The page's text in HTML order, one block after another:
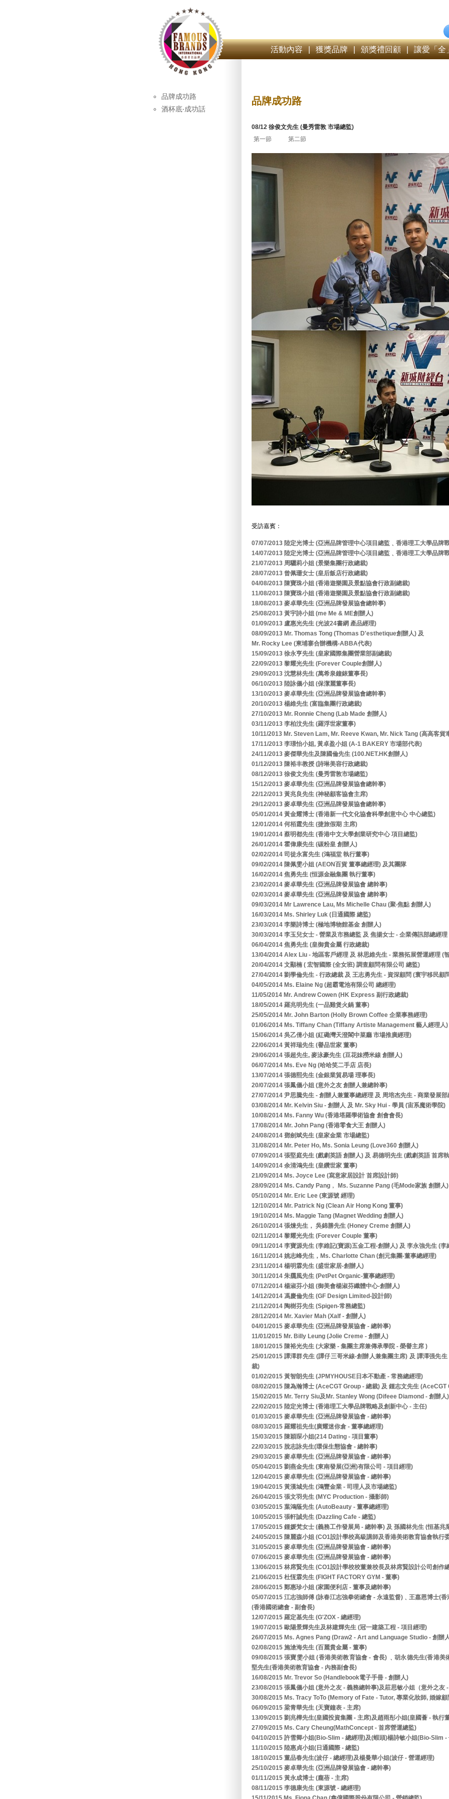
活動內容 | 獲獎品牌 | 頒獎禮回顧 | 讓愛「全
品牌成功路
酒杯底‧成功話
品牌成功路
08/12 徐俊文先生 (曼秀雷敦 市場總監)
第一節
第二節
受訪嘉賓：
07/07/2013 陸定光博士 (亞洲品牌管理中心項目總監﹑香港理工大學品牌
14/07/2013 陸定光博士 (亞洲品牌管理中心項目總監﹑香港理工大學品牌
21/07/2013 周驪莉小姐 (景樂集團行政總裁)
28/07/2013 曾佩珊女士 (皇后飯店行政總裁)
04/08/2013 陳寶珠小姐 (香港遊樂園及景點協會行政副總裁)
11/08/2013 陳寶珠小姐 (香港遊樂園及景點協會行政副總裁)
18/08/2013 麥卓華先生 (亞洲品牌發展協會總幹事)
25/08/2013 黃宇詩小姐 (me Me & ME創辦人)
01/09/2013 盧惠光先生 (光波24書網 產品經理)
08/09/2013 Mr. Thomas Tong (Thomas D'esthetique創辦人) 及
Mr. Rocky Lee (柬埔寨合辦機構-ABBA代表)
15/09/2013 徐永亨先生 (皇家國際集團營業部副總裁)
22/09/2013 黎耀光先生 (Forever Couple創辦人)
29/09/2013 沈慧林先生 (萬希泉鐘錶董事長)
06/10/2013 陸詠儀小姐 (保潔麗董事長)
13/10/2013 麥卓華先生 (亞洲品牌發展協會總幹事)
20/10/2013 楊維先生 (富臨集團行政總裁)
27/10/2013 Mr. Ronnie Cheng (Lab Made 創辦人)
03/11/2013 李柏汶先生 (羅浮世家董事)
10/11/2013 Mr. Steven Lam, Mr. Reeve Kwan, Mr. Nick Tang (高高客貨
17/11/2013 李璟怡小姐, 黃卓盈小姐 (A-1 BAKERY 市場部代表)
24/11/2013 麥傑華先生及陳國倫先生 (100.NET.HK創辦人)
01/12/2013 陳裕丰教授 (詩琳美容行政總裁)
08/12/2013 徐俊文先生 (曼秀雷敦市場總監)
15/12/2013 麥卓華先生 (亞洲品牌發展協會總幹事)
22/12/2013 黃兆良先生 (神秘顧客協會主席)
29/12/2013 麥卓華先生 (亞洲品牌發展協會總幹事)
05/01/2014 黃金耀博士 (香港新一代文化協會科學創意中心 中心總監)
12/01/2014 何栢霆先生 (捷旅假期 主席)
19/01/2014 蔡明都先生 (香港中文大學創業研究中心 項目總監)
26/01/2014 霍偉康先生 (碳粉皇 創辦人)
02/02/2014 司徒永富先生 (鴻福堂 執行董事)
09/02/2014 陳佩雯小姐 (AEON百貨 董事總經理) 及其團隊
16/02/2014 焦勇先生 (恒源金融集團 執行董事)
23/02/2014 麥卓華先生 (亞洲品牌發展協會 總幹事)
02/03/2014 麥卓華先生 (亞洲品牌發展協會 總幹事)
09/03/2014 Mr Lawrence Lau, Ms Michelle Chau (聚‧焦點 創辦人)
16/03/2014 Ms. Shirley Luk (日通國際 總監)
23/03/2014 李樂詩博士 (極地博物館基金 創辦人)
30/03/2014 李玉兒女士 - 營業及市務總監 及 焦揚女士 - 企業傳訊部總經
06/04/2014 焦勇先生 (皇御貴金屬 行政總裁)
13/04/2014 Alex Liu - 地區客戶經理 及 林思維先生 - 業務拓展營運經理 (
20/04/2014 文顯楠 ( 宏智國際 (全女班) 調查顧問有限公司 總監)
27/04/2014 劉學倫先生 - 行政總裁 及 王志勇先生 - 資深顧問 (寰宇移民顧
04/05/2014 Ms. Elaine Ng (超霸電池有限公司 總經理)
11/05/2014 Mr. Andrew Cowen (HK Express 副行政總裁)
18/05/2014 羅兆明先生 (一品雞煲火鍋 董事)
25/05/2014 Mr. John Barton (Holly Brown Coffee 企業事務經理)
01/06/2014 Ms. Tiffany Chan (Tiffany Artiste Management 藝人經理人)
15/06/2014 吳乙倩小姐 (紅磡灣天澄閣中菜廳 市場推廣經理)
22/06/2014 黃祥瑞先生 (譽品世家 董事)
29/06/2014 張超先生, 麥泳豪先生 (豆花妹撈米線 創辦人)
06/07/2014 Ms. Eve Ng (哈哈笑二手店 店長)
13/07/2014 張德熙先生 (金銀業貿易場 理事長)
20/07/2014 張鳳儀小姐 (意外之友 創辦人兼總幹事)
27/07/2014 尹思騰先生 - 創辦人兼董事總經理 及 周培杰先生 - 商業發展
03/08/2014 Mr. Kelvin Siu - 創辦人 及 Mr. Sky Hui - 學員 (宙系魔術學院)
10/08/2014 Ms. Fanny Wu (香港塔羅學術協會 創會會長)
17/08/2014 Mr. John Pang (香港零食大王 創辦人)
24/08/2014 鄧劍斌先生 (皇家金業 市場總監)
31/08/2014 Mr. Peter Ho, Ms. Sonia Leung (Love360 創辦人)
07/09/2014 張堅庭先生 (戲劇英語 創辦人) 及 易德明先生 (戲劇英語 首席
14/09/2014 余清鴻先生 (皇鑽世家 董事)
21/09/2014 Ms. Joyce Lee (寫意家居設計 首席設計師)
28/09/2014 Ms. Candy Pang﹐ Ms. Suzanne Pang (毛Mode家族 創辦人)
05/10/2014 Mr. Eric Lee (東源號 經理)
12/10/2014 Mr. Patrick Ng (Clean Air Hong Kong 董事)
19/10/2014 Ms. Maggie Tang (Magnet Wedding 創辦人)
26/10/2014 張煉先生， 吳錦勝先生 (Honey Creme 創辦人)
02/11/2014 黎耀光先生 (Forever Couple 董事)
09/11/2014 李寶源先生 (李維記(寶源)五金工程-創辦人) 及 李永強先生 (
16/11/2014 姚志峰先生，Ms. Charlotte Chan (創元集團-董事總經理)
23/11/2014 楊明霖先生 (盛世家居-創辦人)
30/11/2014 朱靄風先生 (PetPet Organic-董事總經理)
07/12/2014 楊淑芬小姐 (御美會楊淑芬纖體中心-創辦人)
14/12/2014 馮慶倫先生 (GF Design Limited-設計師)
21/12/2014 陶樹芬先生 (Spigen-常務總監)
28/12/2014 Mr. Xavier Mah (Xalf - 創辦人)
04/01/2015 麥卓華先生 (亞洲品牌發展協會 - 總幹事)
11/01/2015 Mr. Billy Leung (Jolie Creme - 創辦人)
18/01/2015 陳裕光先生 (大家樂 - 集團主席兼傳承學院 - 榮譽主席 )
25/01/2015 譚澤群先生 (譚仔三哥米線-創辦人兼集團主席) 及 譚澤强先
裁)
01/02/2015 黃智朗先生 (JPMYHOUSE日本不動產 - 常務總經理)
08/02/2015 陳為瀚博士 (AceCGT Group - 總裁) 及 鍾志文先生 (AceCGT
15/02/2015 Mr. Terry Siu及Mr. Stanley Wong (Difeee Diamond - 創辦人)
22/02/2015 陸定光博士 (香港理工大學品牌戰略及創新中心 - 主任)
01/03/2015 麥卓華先生 (亞洲品牌發展協會 - 總幹事)
08/03/2015 羅耀祖先生(廣耀迷你倉 - 董事總經理)
15/03/2015 陳穎琛小姐(214 Dating - 項目董事)
22/03/2015 脫志詠先生(環保生態協會 - 總幹事)
29/03/2015 麥卓華先生 (亞洲品牌發展協會 - 總幹事)
05/04/2015 劉燕金先生 (東南發展(亞洲)有限公司 - 項目經理)
12/04/2015 麥卓華先生 (亞洲品牌發展協會 - 總幹事)
19/04/2015 黃漢城先生 (鴻豐金業 - 司理人及市場總監)
26/04/2015 張文羽先生 (MYC Production - 攝影師)
03/05/2015 葉鴻蔭先生 (AutoBeauty - 董事總經理)
10/05/2015 張軒誠先生 (Dazzling Cafe - 總監)
17/05/2015 鍾媛梵女士 (義務工作發展局 - 總幹事) 及 孫國林先生 (恒基兆
24/05/2015 陳麗森小姐 (CO1設計學校高級講師及香港美術教育協會執行
31/05/2015 麥卓華先生 (亞洲品牌發展協會 - 總幹事)
07/06/2015 麥卓華先生 (亞洲品牌發展協會 - 總幹事)
13/06/2015 林席賢先生 (CO1設計學校校董兼校長及林席賢設計公司創作
21/06/2015 杜恆霖先生 (FIGHT FACTORY GYM - 董事)
28/06/2015 鄭惠珍小姐 (家園便利店 - 董事及總幹事)
05/07/2015 江志強師傅 (詠春江志強拳術總會 - 永遠監督)﹑王嘉恩博士(
(香港國術總會 - 副會長)
12/07/2015 羅定基先生 (G'ZOX - 總經理)
19/07/2015 歐陽景輝先生及林建輝先生 (冠一建築工程 - 項目經理)
26/07/2015 Ms. Agnes Pang (Draw2 - Art and Language Studio - 創辦
02/08/2015 施滄海先生 (百麗貴金屬 - 董事)
09/08/2015 張寶雯小姐 (香港美術教育協會 - 會長) ﹑胡永德先生(香港美
堅先生(香港美術教育協會 - 內務副會長)
16/08/2015 Mr. Trevor So (Handlebook電子手冊 - 創辦人)
23/08/2015 張鳳儀小姐 (意外之友 - 義務總幹事)及莊思敏小姐（意外之友 -
30/08/2015 Ms. Tracy ToTo (Memory of Fate - Tutor, 專業化妝師, 婚嫁顧
06/09/2015 梁青華先生 (天寶鐘表 - 主席)
13/09/2015 劉兆樺先生(皇國投資集團 - 主席)及趙雨彤小姐(皇國薈 - 執行
27/09/2015 Ms. Cary Cheung(MathConcept - 首席營運總監)
04/10/2015 許雪卿小姐(Bio-Slim - 總經理)及(蝦頭)楊詩敏小姐(Bio-Slim -
11/10/2015 陸惠貞小姐(日通國際 - 總監)
18/10/2015 董品春先生(波仔 - 總經理)及楊曼華小姐(波仔 - 營運經理)
25/10/2015 麥卓華先生 (亞洲品牌發展協會 - 總幹事)
01/11/2015 黃永成博士 (龐蓓 - 主席)
08/11/2015 李德康先生 (東源號 - 總經理)